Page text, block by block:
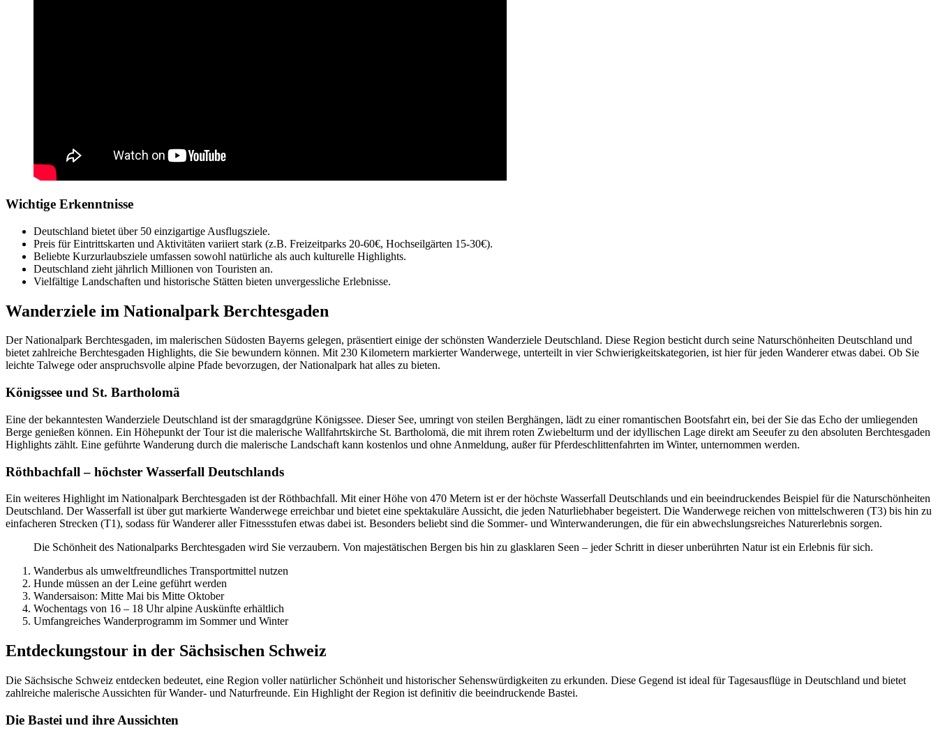
Wichtige Erkenntnisse
Deutschland bietet über 50 einzigartige Ausflugsziele.
Preis für Eintrittskarten und Aktivitäten variiert stark (z.B. Freizeitparks 20-60€, Hochseilgärten 15-30€).
Beliebte Kurzurlaubsziele umfassen sowohl natürliche als auch kulturelle Highlights.
Deutschland zieht jährlich Millionen von Touristen an.
Vielfältige Landschaften und historische Stätten bieten unvergessliche Erlebnisse.
Wanderziele im Nationalpark Berchtesgaden
Der Nationalpark Berchtesgaden, im malerischen Südosten Bayerns gelegen, präsentiert einige der schönsten Wanderziele Deutschland. Diese Region besticht durch seine Naturschönheiten Deutschland und
bietet zahlreiche Berchtesgaden Highlights, die Sie bewundern können. Mit 230 Kilometern markierter Wanderwege, unterteilt in vier Schwierigkeitskategorien, ist hier für jeden Wanderer etwas dabei. Ob Sie
leichte Talwege oder anspruchsvolle alpine Pfade bevorzugen, der Nationalpark hat alles zu bieten.
Königssee und St. Bartholomä
Eine der bekanntesten Wanderziele Deutschland ist der smaragdgrüne Königssee. Dieser See, umringt von steilen Berghängen, lädt zu einer romantischen Bootsfahrt ein, bei der Sie das Echo der umliegenden
Berge genießen können. Ein Höhepunkt der Tour ist die malerische Wallfahrtskirche St. Bartholomä, die mit ihrem roten Zwiebelturm und der idyllischen Lage direkt am Seeufer zu den absoluten Berchtesgaden
Highlights zählt. Eine geführte Wanderung durch die malerische Landschaft kann kostenlos und ohne Anmeldung, außer für Pferdeschlittenfahrten im Winter, unternommen werden.
Röthbachfall – höchster Wasserfall Deutschlands
Ein weiteres Highlight im Nationalpark Berchtesgaden ist der Röthbachfall. Mit einer Höhe von 470 Metern ist er der höchste Wasserfall Deutschlands und ein beeindruckendes Beispiel für die Naturschönheiten
Deutschland. Der Wasserfall ist über gut markierte Wanderwege erreichbar und bietet eine spektakuläre Aussicht, die jeden Naturliebhaber begeistert. Die Wanderwege reichen von mittelschweren (T3) bis hin zu
einfacheren Strecken (T1), sodass für Wanderer aller Fitnessstufen etwas dabei ist. Besonders beliebt sind die Sommer- und Winterwanderungen, die für ein abwechslungsreiches Naturerlebnis sorgen.
Die Schönheit des Nationalparks Berchtesgaden wird Sie verzaubern. Von majestätischen Bergen bis hin zu glasklaren Seen – jeder Schritt in dieser unberührten Natur ist ein Erlebnis für sich.
Wanderbus als umweltfreundliches Transportmittel nutzen
Hunde müssen an der Leine geführt werden
Wandersaison: Mitte Mai bis Mitte Oktober
Wochentags von 16 – 18 Uhr alpine Auskünfte erhältlich
Umfangreiches Wanderprogramm im Sommer und Winter
Entdeckungstour in der Sächsischen Schweiz
Die Sächsische Schweiz entdecken bedeutet, eine Region voller natürlicher Schönheit und historischer Sehenswürdigkeiten zu erkunden. Diese Gegend ist ideal für Tagesausflüge in Deutschland und bietet
zahlreiche malerische Aussichten für Wander- und Naturfreunde. Ein Highlight der Region ist definitiv die beeindruckende Bastei.
Die Bastei und ihre Aussichten